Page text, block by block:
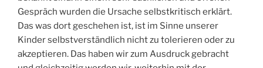
Gespräch wurden die Ursache selbstkritisch erklärt.
Das was dort geschehen ist, ist im Sinne unserer
Kinder selbstverständlich nicht zu tolerieren oder zu
akzeptieren. Das haben wir zum Ausdruck gebracht